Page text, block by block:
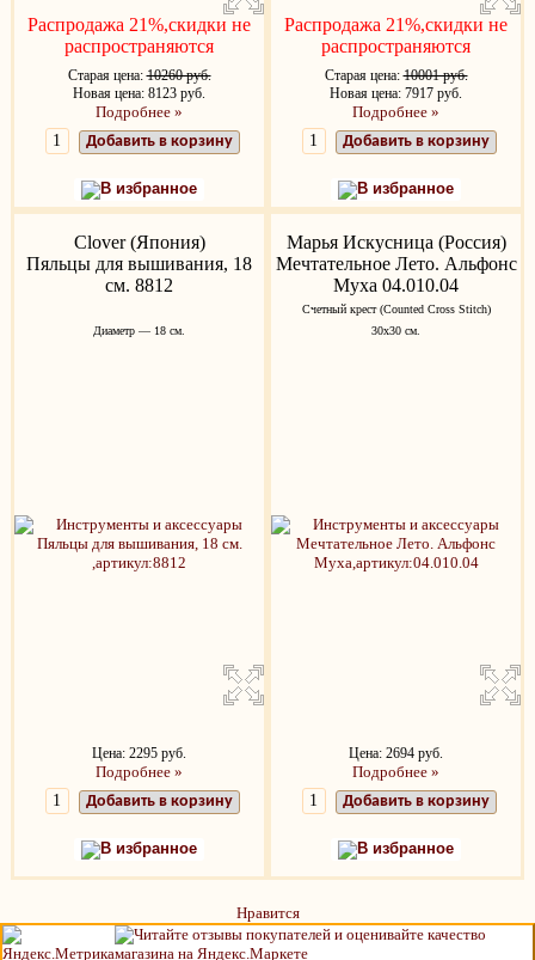
Распродажа 21%,скидки не
распространяются
Старая цена:10260 руб.
Новая цена: 8123 руб.
Подробнее »
Добавить в корзину
В избранное
Распродажа 21%,скидки не
распространяются
Старая цена:10001 руб.
Новая цена: 7917 руб.
Подробнее »
Добавить в корзину
В избранное
Clover (Япония)
Пяльцы для вышивания, 18
см. 8812
Диаметр — 18 см.
Цена: 2295 руб.
Подробнее »
Добавить в корзину
В избранное
Марья Искусница (Россия)
Мечтательное Лето. Альфонс
Муха 04.010.04
Счетный крест (Counted Cross Stitch)
30x30 см.
Цена: 2694 руб.
Подробнее »
Добавить в корзину
В избранное
Нравится